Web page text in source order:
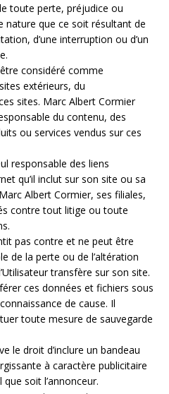
toute perte, préjudice ou
nature que ce soit résultant de
d’une interruption ou d’un
considéré comme
extérieurs, du
sites. Marc Albert Cormier
du contenu, des
ou services vendus sur ces
responsable des liens
qu’il inclut sur son site ou sa
Albert Cormier, ses filiales,
contre tout litige ou toute
pas contre et ne peut être
de la perte ou de l’altération
transfère sur son site.
ces données et fichiers sous
de cause. Il
toute mesure de sauvegarde
le droit d’inclure un bandeau
à caractère publicitaire
soit l’annonceur.